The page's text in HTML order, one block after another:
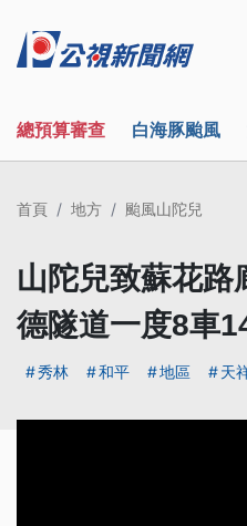
總預算審查 白海豚颱風
首頁 地方 颱風山陀兒
山陀兒致蘇花路
德隧道一度8車
秀林 和平 地區 天